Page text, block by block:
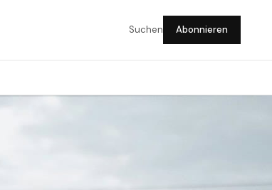
Suchen Abonnieren